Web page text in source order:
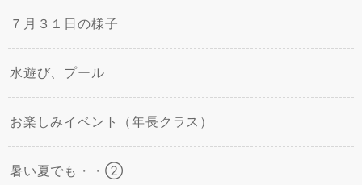
７月３１日の様子
水遊び、プール
お楽しみイベント（年長クラス）
暑い夏でも・・②